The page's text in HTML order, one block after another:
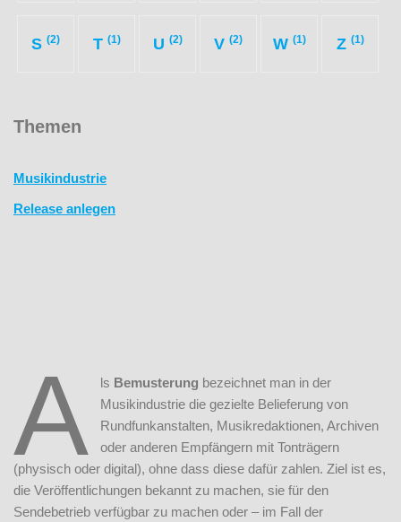
S (2) T (1) U (2) V (2) W (1) Z (1)
Themen
Musikindustrie
Release anlegen
A ls Bemusterung bezeichnet man in der
Musikindustrie die gezielte Belieferung von
Rundfunkanstalten, Musikredaktionen, Archiven
oder anderen Empfängern mit Tonträgern
(physisch oder digital), ohne dass diese dafür zahlen. Ziel ist es,
die Veröffentlichungen bekannt zu machen, sie für den
Sendebetrieb verfügbar zu machen oder – im Fall der